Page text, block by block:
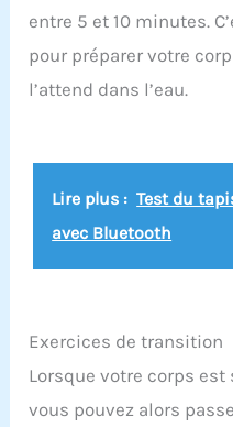
efficacement
l'entraînement de
manipulation répétés
des armes : les
entre 5 et 10 minutes.
pour préparer votre
l’attend dans l’eau.
Lire plus : Test du
avec Bluetooth
Exercices de transition
Lorsque votre corps
vous pouvez alors